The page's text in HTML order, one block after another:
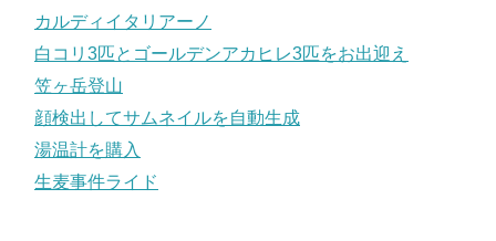
カルディイタリアーノ
白コリ3匹とゴールデンアカヒレ3匹をお出迎え
笠ヶ岳登山
顔検出してサムネイルを自動生成
湯温計を購入
生麦事件ライド